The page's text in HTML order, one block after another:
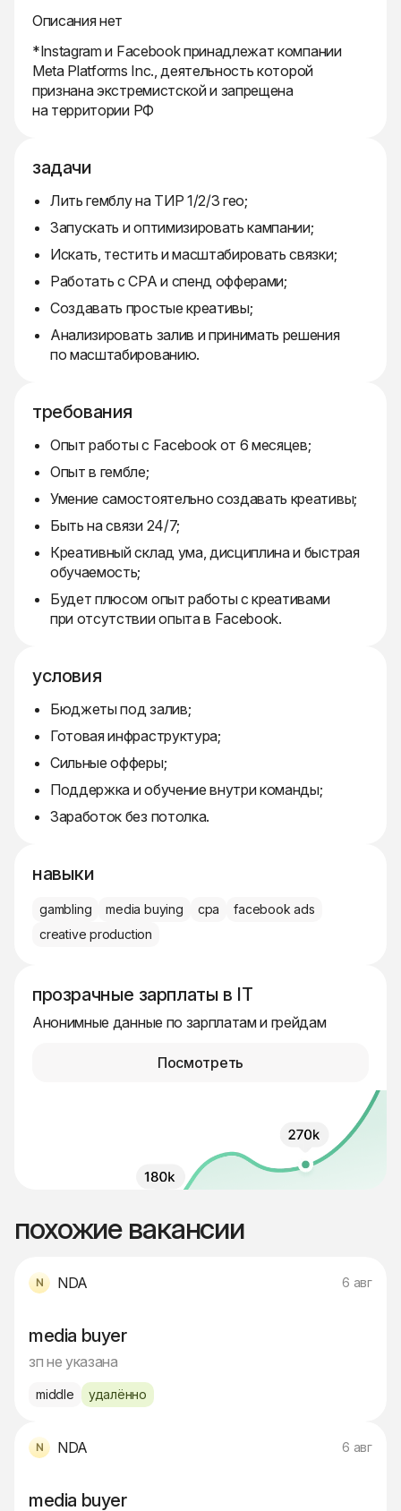
Описания нет
*Instagram и Facebook принадлежат компании
Meta Platforms Inc., деятельность которой
признана экстремистской и запрещена
на территории РФ
задачи
Лить гемблу на ТИР 1/2/3 гео;
Запускать и оптимизировать кампании;
Искать, тестить и масштабировать связки;
Работать с CPA и спенд офферами;
Создавать простые креативы;
Анализировать залив и принимать решения
по масштабированию.
требования
Опыт работы с Facebook от 6 месяцев;
Опыт в гембле;
Умение самостоятельно создавать креативы;
Быть на связи 24/7;
Креативный склад ума, дисциплина и быстрая
обучаемость;
Будет плюсом опыт работы с креативами
при отсутствии опыта в Facebook.
условия
Бюджеты под залив;
Готовая инфраструктура;
Сильные офферы;
Поддержка и обучение внутри команды;
Заработок без потолка.
навыки
gambling media buying cpa
facebook ads
creative production
прозрачные зарплаты в IT
Анонимные данные по зарплатам и грейдам
Посмотреть
похожие вакансии
NDA 6 авг
media buyer
зп не указана
middle удалённо
NDA 6 авг
media buyer